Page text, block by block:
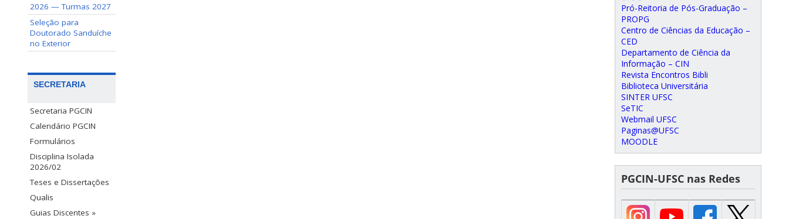
2026 — Turmas 2027
Seleção para
Doutorado Sanduíche
no Exterior
SECRETARIA
Secretaria PGCIN
Calendário PGCIN
Formulários
Disciplina Isolada
2026/02
Teses e Dissertações
Qualis
Guias Discentes »
Pró-Reitoria de Pós-Graduação –
PROPG
Centro de Ciências da Educação –
CED
Departamento de Ciência da
Informação – CIN
Revista Encontros Bibli
Biblioteca Universitária
SINTER UFSC
SeTIC
Webmail UFSC
Paginas@UFSC
MOODLE
PGCIN-UFSC nas Redes